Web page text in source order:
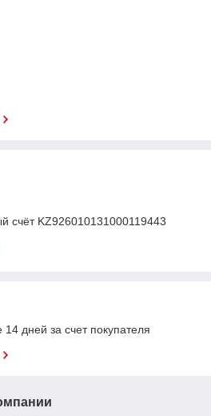
счёт KZ926010131000119443
14 дней за счет покупателя